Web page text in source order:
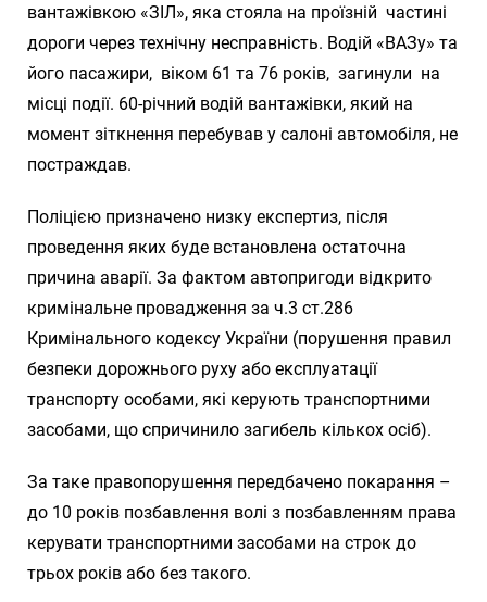
вантажівкою «ЗІЛ», яка стояла на проїзній частині
дороги через технічну несправність. Водій «ВАЗу» та
його пасажири, віком 61 та 76 років, загинули на
місці події. 60-річний водій вантажівки, який на
момент зіткнення перебував у салоні автомобіля, не
постраждав.
Поліцією призначено низку експертиз, після
проведення яких буде встановлена остаточна
причина аварії. За фактом автопригоди відкрито
кримінальне провадження за ч.3 ст.286
Кримінального кодексу України (порушення правил
безпеки дорожнього руху або експлуатації
транспорту особами, які керують транспортними
засобами, що спричинило загибель кількох осіб).
За таке правопорушення передбачено покарання –
до 10 років позбавлення волі з позбавленням права
керувати транспортними засобами на строк до
трьох років або без такого.